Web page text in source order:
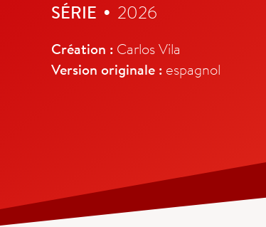
SÉRIE • 2026
Création : Carlos Vila
Version originale : espagnol